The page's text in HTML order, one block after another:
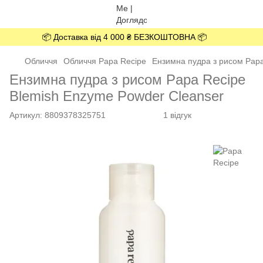
📦 Доставка від 4 000 ₴ БЕЗКОШТОВНА 📦
Обличчя Обличчя Papa Recipe Ензимна пудра з рисом
Ензимна пудра з рисом Papa Recipe
Blemish Enzyme Powder Cleanser
Артикул: 8809378325751 1 відгук